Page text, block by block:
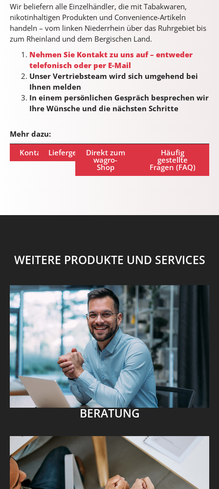
Wir beliefern alle Einzelhändler, die mit Tabakwaren,
nikotinhaltigen Produkten und Convenience-Artikeln
handeln – vom linken Niederrhein über das Ruhrgebiet bis
zum Rheinland und dem Bergischen Land.
Nehmen Sie Kontakt zu uns auf – entweder
telefonisch oder per E-Mail
Unser Vertriebsteam wird sich umgehend bei
Ihnen melden
In einem persönlichen Gespräch besprechen wir
Ihre Wünsche und die nächsten Schritte
Mehr dazu:
Kontakt LiefergebietDirekt zum
wagro-
Shop
Häufig
gestellte
Fragen (FAQ)
WEITERE PRODUKTE UND SERVICES
BERATUNG